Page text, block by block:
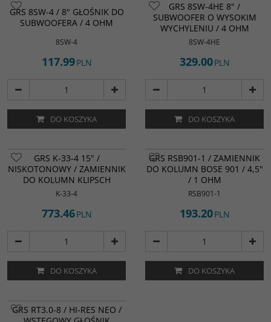
GRS 8SW-4 / 8" GŁOŚNIK DO
SUBWOOFERA / 4 OHM
8SW-4
117.99PLN
DO KOSZYKA
GRS 8SW-4HE 8" /
SUBWOOFER O WYSOKIM
WYCHYLENIU / 4 OHM
8SW-4HE
329.00PLN
DO KOSZYKA
GRS K-33-4 15" /
NISKOTONOWY / ZAMIENNIK
DO KOLUMN KLIPSCH
K-33-4
773.46PLN
DO KOSZYKA
GRS RSB901-1 / ZAMIENNIK
DO KOLUMN BOSE 901 / 4,5"
/ 1 OHM
RSB901-1
193.20PLN
DO KOSZYKA
GRS RT3.0-8 / HI-RES NEO /